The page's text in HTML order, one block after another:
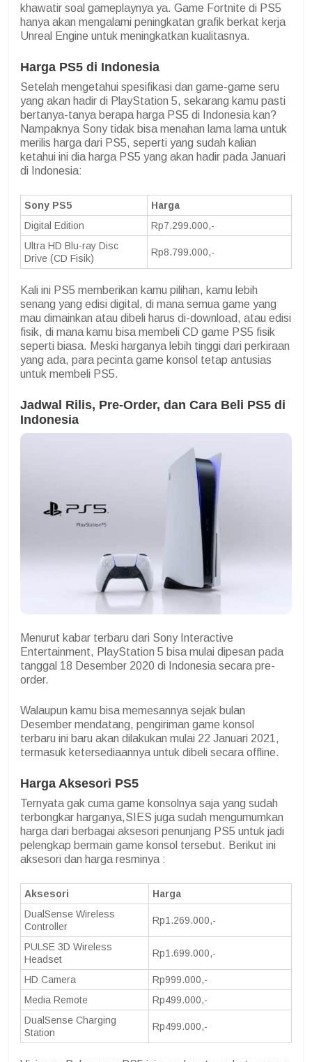
khawatir soal gameplaynya ya. Game Fortnite di PS5
hanya akan mengalami peningkatan grafik berkat kerja
Unreal Engine untuk meningkatkan kualitasnya.
Harga PS5 di Indonesia
Setelah mengetahui spesifikasi dan game-game seru
yang akan hadir di PlayStation 5, sekarang kamu pasti
bertanya-tanya berapa harga PS5 di Indonesia kan?
Nampaknya Sony tidak bisa menahan lama lama untuk
merilis harga dari PS5, seperti yang sudah kalian
ketahui ini dia harga PS5 yang akan hadir pada Januari
di Indonesia:
Sony PS5
Harga
Digital Edition
Rp7.299.000,-
Ultra HD Blu-ray Disc
Drive (CD Fisik)
Rp8.799.000,-
Kali ini PS5 memberikan kamu pilihan, kamu lebih
senang yang edisi digital, di mana semua game yang
mau dimainkan atau dibeli harus di-download, atau edisi
fisik, di mana kamu bisa membeli CD game PS5 fisik
seperti biasa. Meski harganya lebih tinggi dari perkiraan
yang ada, para pecinta game konsol tetap antusias
untuk membeli PS5.
Jadwal Rilis, Pre-Order, dan Cara Beli PS5 di
Indonesia
Menurut kabar terbaru dari Sony Interactive
Entertainment, PlayStation 5 bisa mulai dipesan pada
tanggal 18 Desember 2020 di Indonesia secara pre-
order.
Walaupun kamu bisa memesannya sejak bulan
Desember mendatang, pengiriman game konsol
terbaru ini baru akan dilakukan mulai 22 Januari 2021,
termasuk ketersediaannya untuk dibeli secara offline.
Harga Aksesori PS5
Ternyata gak cuma game konsolnya saja yang sudah
terbongkar harganya,SIES juga sudah mengumumkan
harga dari berbagai aksesori penunjang PS5 untuk jadi
pelengkap bermain game konsol tersebut. Berikut ini
aksesori dan harga resminya :
Aksesori
Harga
DualSense Wireless
Controller
Rp1.269.000,-
PULSE 3D Wireless
Headset
Rp1.699.000,-
HD Camera
Rp999.000,-
Media Remote
Rp499.000,-
DualSense Charging
Station
Rp499.000,-